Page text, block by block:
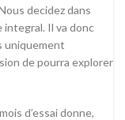
decidez dans
integral. Il va donc
uniquement
de pourra explorer
d’essai donne,